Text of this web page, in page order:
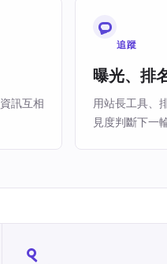
訊互相
追蹤
曝光、排
用站長工具、
見度判斷下一